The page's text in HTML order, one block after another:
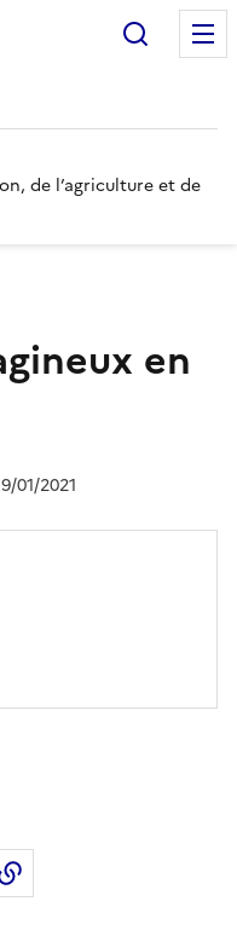
de l’agriculture et de
en
01/2021
Twitter)
LinkedInpar email